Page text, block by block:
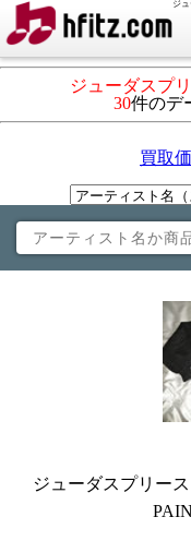
ジ
ジューダスプ
30件のデ
買取
ジューダスプリー